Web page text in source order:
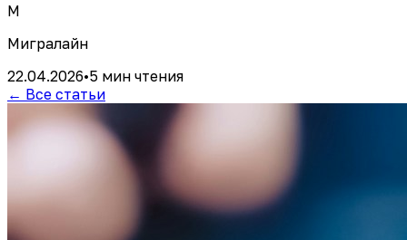
М
Мигралайн
22.04.2026•5 мин чтения
← Все статьи